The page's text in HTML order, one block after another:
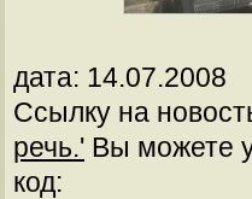
дата: 14.07.2008
Ссылку на
речь.' Вы можете
код: